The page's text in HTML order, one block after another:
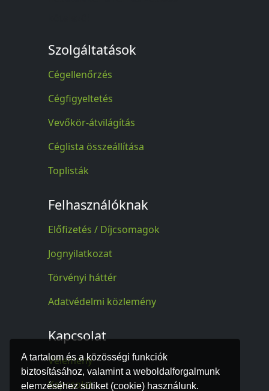
A tartalom és a közösségi funkciók
biztosításához, valamint a weboldalforgalmunk
elemzéséhez sütiket (cookie) használunk.
Szolgáltatások
Cégellenőrzés
Cégfigyeltetés
Vevőkör-átvilágítás
Céglista összeállítása
Toplisták
Felhasználóknak
Előfizetés / Díjcsomagok
Jognyilatkozat
Törvényi háttér
Adatvédelmi közlemény
Kapcsolat
Vélemény
Kapcsolat